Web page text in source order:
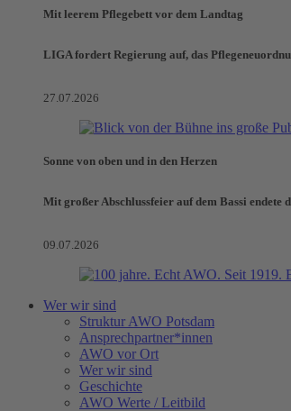
Mit leerem Pflegebett vor dem Landtag
LIGA fordert Regierung auf, das
27.07.2026
Sonne von oben und in den Herzen
Mit großer Abschlussfeier auf dem Bassi endete
09.07.2026
Wer wir sind
Struktur AWO Potsdam
Ansprechpartner*innen
AWO vor Ort
Wer wir sind
Geschichte
AWO Werte / Leitbild